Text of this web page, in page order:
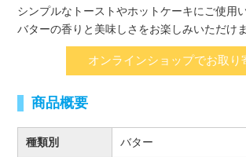
シンプルなトーストやホットケーキにご使用
バターの香りと美味しさをお楽しみいただけま
オンラインショップでお取り
商品概要
種類別 バター